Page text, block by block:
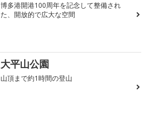
博多港開港100周年を記念して整備され
た、開放的で広大な空間
大平山公園
山頂まで約1時間の登山